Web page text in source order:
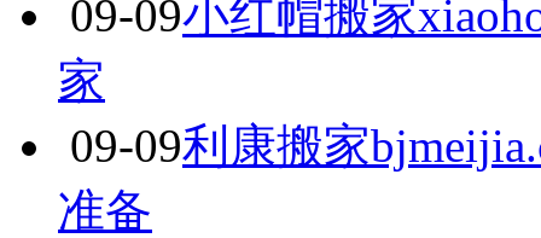
09-09小红帽搬家
家
09-09利康搬家
准备